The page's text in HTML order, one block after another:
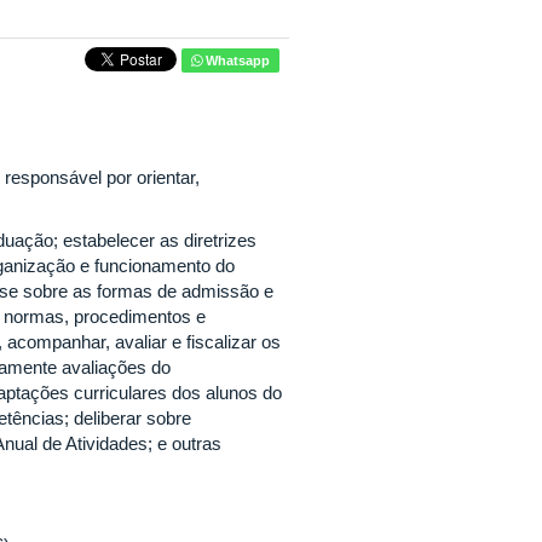
Whatsapp
por orientar,
estabelecer as diretrizes
e funcionamento do
sobre as formas de admissão e
procedimentos e
avaliar e fiscalizar os
avaliações do
curriculares dos alunos do
deliberar sobre
de Atividades; e outras